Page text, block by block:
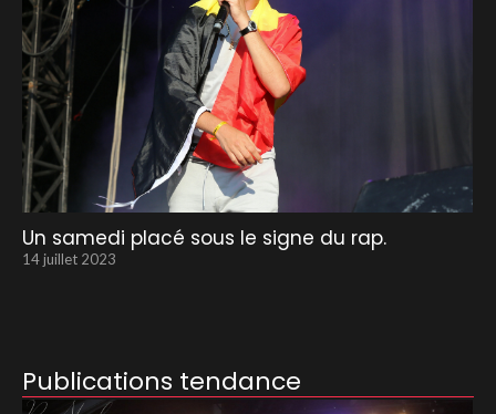
Un samedi placé sous le signe du rap.
14 juillet 2023
Publications tendance